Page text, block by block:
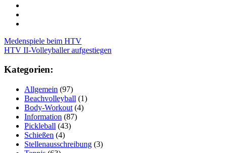
Post
navigation
Medenspiele beim HTV
HTV II-Volleyballer aufgestiegen
Kategorien:
Allgemein (97)
Beachvolleyball (1)
Body-Workout (4)
Information (87)
Pickleball (43)
Schießen (4)
Stellenausschreibung (3)